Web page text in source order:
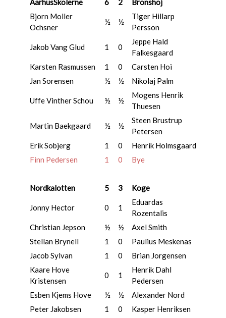
AarhusSkolerne 6 2
Bronshoj
Bjorn Moller
Ochsner
½ ½
Tiger Hillarp
Persson
Jakob Vang Glud 1 0
Jeppe Hald
Falkesgaard
Karsten Rasmussen
1 0
Carsten Hoi
Jan Sorensen
½ ½ Nikolaj Palm
Uffe Vinther Schou ½ ½
Mogens Henrik
Thuesen
Martin Baekgaard ½ ½
Steen Brustrup
Petersen
Erik Sobjerg
1 0
Henrik Holmsgaard
Finn Pedersen
1 0 Bye
Nordkalotten 5 3 Koge
Jonny Hector 0 1
Eduardas
Rozentalis
Christian Jepson
½ ½
Axel Smith
Stellan Brynell
1 0
Paulius Meskenas
Jacob Sylvan
1 0
Brian Jorgensen
Kaare Hove
Kristensen
0 1
Henrik Dahl
Pedersen
Esben Kjems Hove
½ ½
Alexander Nord
Peter Jakobsen
1 0
Kasper Henriksen